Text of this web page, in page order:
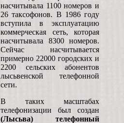
насчитывала 1100 номеров и
26 таксофонов. В 1986 году
вступила в эксплуатацию
коммерческая сеть, которая
насчитывала 8300 номеров.
Сейчас насчитывается
примерно 22000 городских и
2200 сельских абонентов
лысьвенской телефонной
сети.
В таких масштабах
телефонизации был создан
(Лысьва) телефонный